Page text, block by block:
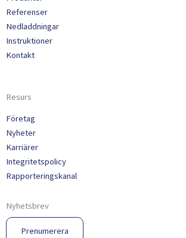
Referenser
Nedladdningar
Instruktioner
Kontakt
Resurs
Företag
Nyheter
Karriärer
Integritetspolicy
Rapporteringskanal
Nyhetsbrev
Prenumerera